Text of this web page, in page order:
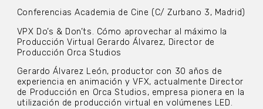
Conferencias Academia de Cine (C/ Zurbano 3, Madrid)
VPX Do’s & Don’ts. Cómo aprovechar al máximo la
Producción Virtual Gerardo Álvarez, Director de
Producción Orca Studios
Gerardo Álvarez León, productor con 30 años de
experiencia en animación y VFX, actualmente Director
de Producción en Orca Studios, empresa pionera en la
utilización de producción virtual en volúmenes LED.